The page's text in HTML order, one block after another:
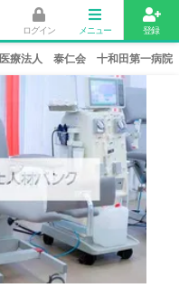
ログイン メニュー 登録
医療法人 泰仁会 十和田第一病院